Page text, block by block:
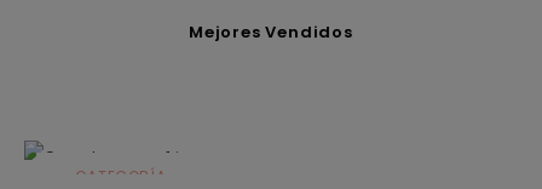
Mejores Vendidos
CATEGORÍA